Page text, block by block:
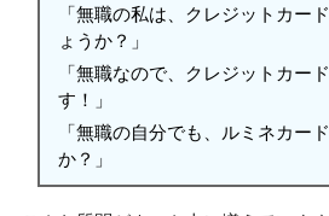
「無職の私は、クレジットカー
ょうか？」
「無職なので、クレジットカー
す！」
「無職の自分でも、ルミネカー
か？」